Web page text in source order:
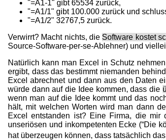
"=A1-1" gibt 65534 zurück,
"=A1/1" gibt 100.000 zurück und
"=A1/2" 32767,5 zurück.
Verwirrt? Macht nichts, die Software kostet
Source-Software-per-se-Ablehner) und
Natürlich kann man Excel in Schutz
ergibt, dass das bestimmt niemanden
Excel abrechnet und dann aus den Daten
würde dann auf die Idee kommen, dass die
wenn man auf die Idee kommt und das
hält, mit welchen Worten wird man dann
Excel entstanden ist? Eine Firma, die
unseriösen und inkompetenten Ecke (“Die
hat überzeugen können, dass tatsächlich